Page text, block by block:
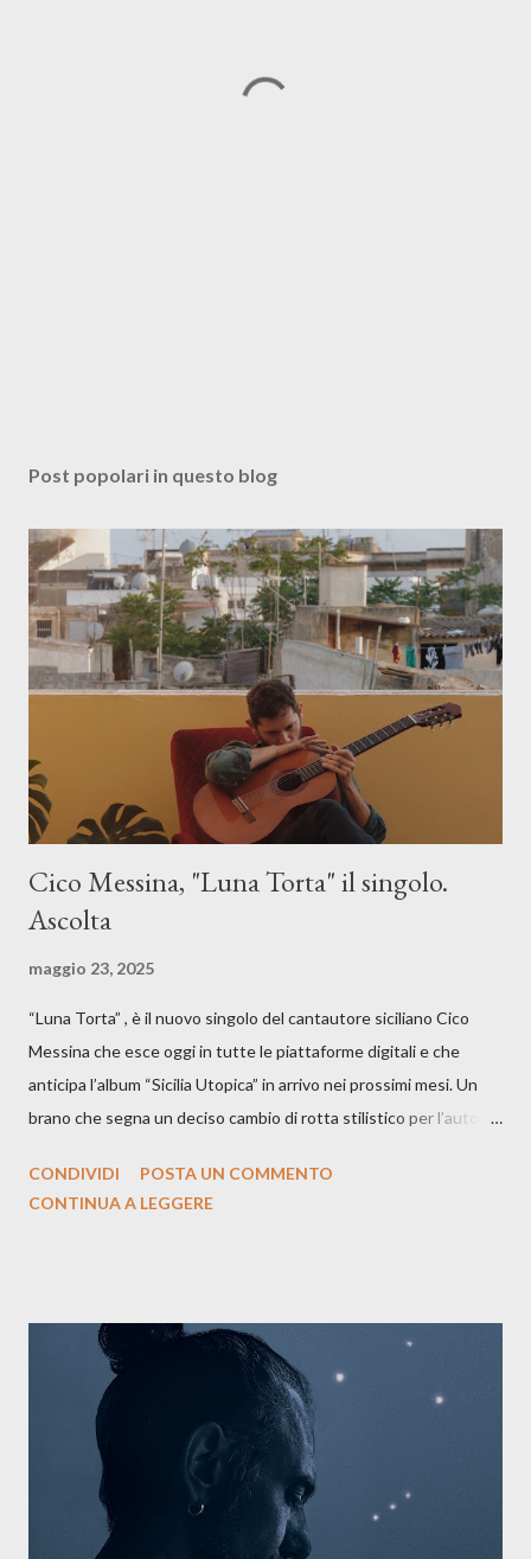
Post popolari in questo blog
Cico Messina, "Luna Torta" il singolo.
Ascolta
maggio 23, 2025
“Luna Torta” , è il nuovo singolo del cantautore siciliano Cico
Messina che esce oggi in tutte le piattaforme digitali e che
anticipa l’album “Sicilia Utopica” in arrivo nei prossimi mesi. Un
brano che segna un deciso cambio di rotta stilistico per l’autore
testo ibrido tra italiano e siciliano, e un’urgenza espressiva che
La canzone racconta la difficoltà di creare, e perfino di esistere,
sotto il peso della realtà. Ma lo fa cercando una via d’uscita, una
forma di assoluzione, nel vivere e nel suonare, nel trovare respiro
anche quando l’aria sembra farsi più densa. Il brano è anche una
dichiarazione d’intenti: Cico Messina apre il suo nuovo percorso
artistico con una composizi...
CONDIVIDI
POSTA UN COMMENTO
CONTINUA A LEGGERE